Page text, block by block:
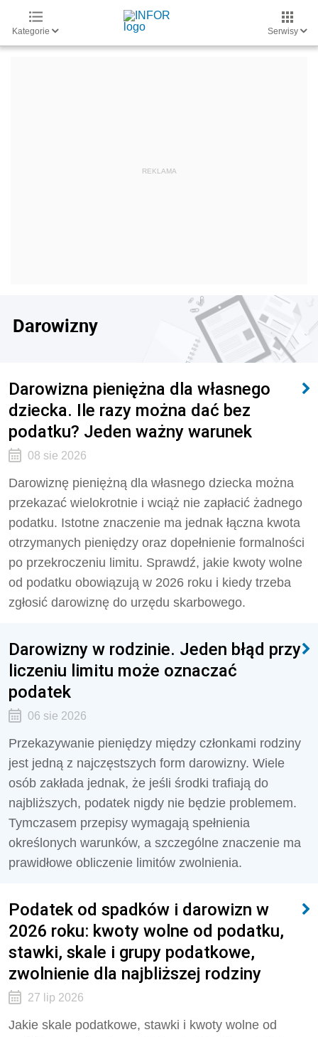
Kategorie Serwisy
Darowizny
Darowizna pieniężna dla własnego
dziecka. Ile razy można dać bez
podatku? Jeden ważny warunek
08 sie 2026
Darowiznę pieniężną dla własnego dziecka można
przekazać wielokrotnie i wciąż nie zapłacić żadnego
podatku. Istotne znaczenie ma jednak łączna kwota
otrzymanych pieniędzy oraz dopełnienie formalności
po przekroczeniu limitu. Sprawdź, jakie kwoty wolne
od podatku obowiązują w 2026 roku i kiedy trzeba
zgłosić darowiznę do urzędu skarbowego.
Darowizny w rodzinie. Jeden błąd przy
liczeniu limitu może oznaczać
podatek
06 sie 2026
Przekazywanie pieniędzy między członkami rodziny
jest jedną z najczęstszych form darowizny. Wiele
osób zakłada jednak, że jeśli środki trafiają do
najbliższych, podatek nigdy nie będzie problemem.
Tymczasem przepisy wymagają spełnienia
określonych warunków, a szczególne znaczenie ma
prawidłowe obliczenie limitów zwolnienia.
Podatek od spadków i darowizn w
2026 roku: kwoty wolne od podatku,
stawki, skale i grupy podatkowe,
zwolnienie dla najbliższej rodziny
27 lip 2026
Jakie skale podatkowe, stawki i kwoty wolne od